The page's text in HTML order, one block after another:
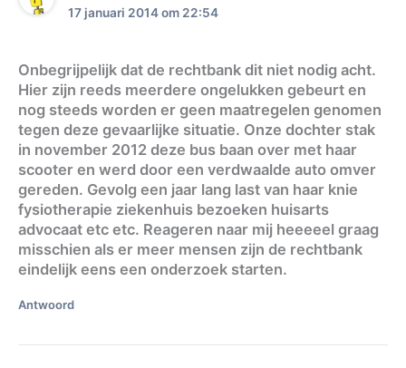
17 januari 2014 om 22:54
Onbegrijpelijk dat de rechtbank dit niet nodig acht.
Hier zijn reeds meerdere ongelukken gebeurt en
nog steeds worden er geen maatregelen genomen
tegen deze gevaarlijke situatie. Onze dochter stak
in november 2012 deze bus baan over met haar
scooter en werd door een verdwaalde auto omver
gereden. Gevolg een jaar lang last van haar knie
fysiotherapie ziekenhuis bezoeken huisarts
advocaat etc etc. Reageren naar mij heeeeel graag
misschien als er meer mensen zijn de rechtbank
eindelijk eens een onderzoek starten.
Antwoord